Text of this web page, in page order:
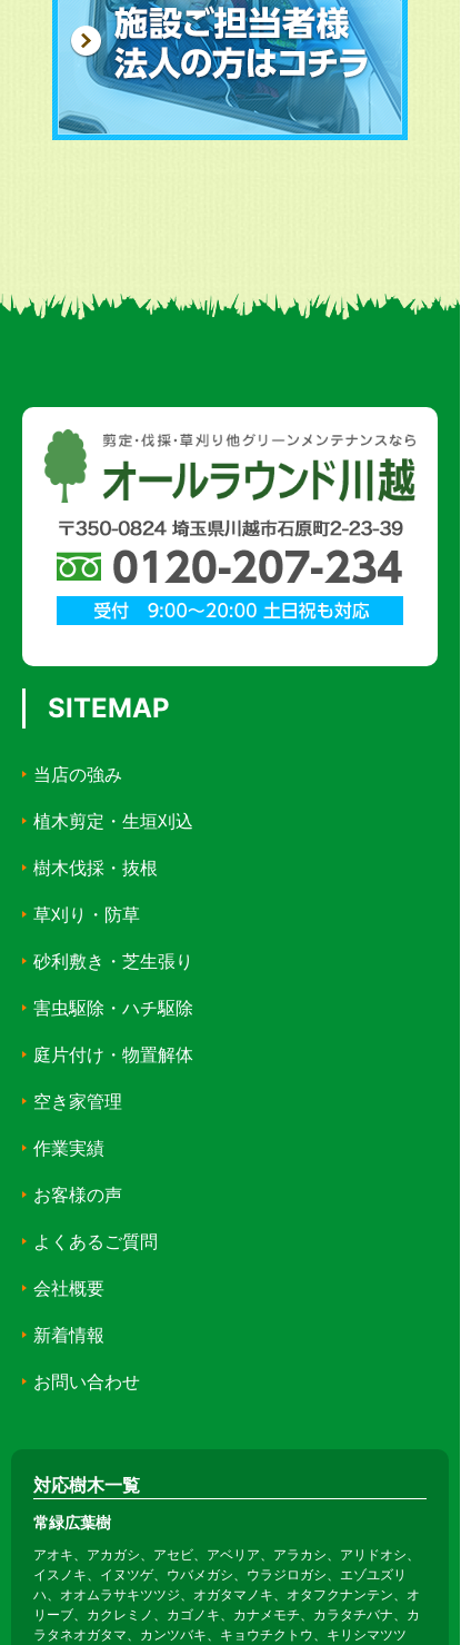
SITEMAP
当店の強み
植木剪定・生垣刈込
樹木伐採・抜根
草刈り・防草
砂利敷き・芝生張り
害虫駆除・ハチ駆除
庭片付け・物置解体
空き家管理
作業実績
お客様の声
よくあるご質問
会社概要
新着情報
お問い合わせ
対応樹木一覧
常緑広葉樹
アオキ、アカガシ、アセビ、アベリア、アラカシ、アリドオシ、
イスノキ、イヌツゲ、ウバメガシ、ウラジロガシ、エゾユズリ
ハ、オオムラサキツツジ、オガタマノキ、オタフクナンテン、オ
リーブ、カクレミノ、カゴノキ、カナメモチ、カラタチバナ、カ
ラタネオガタマ、カンツバキ、キョウチクトウ、キリシマツツ